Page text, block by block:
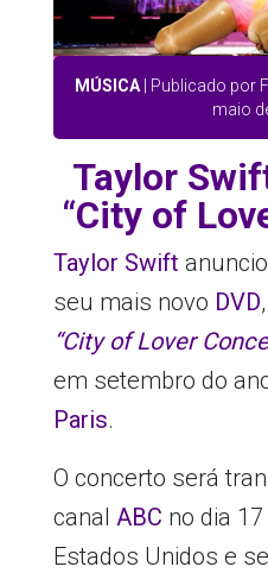
MÚSICA | Publicado por
maio
Taylor
“City of
Taylor Swift
seu mais novo DVD,
“City of Lover
em setembro do
Paris.
O concerto será
canal ABC no dia
Estados Unidos e